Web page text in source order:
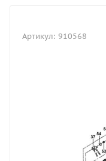
Артикул: 910568